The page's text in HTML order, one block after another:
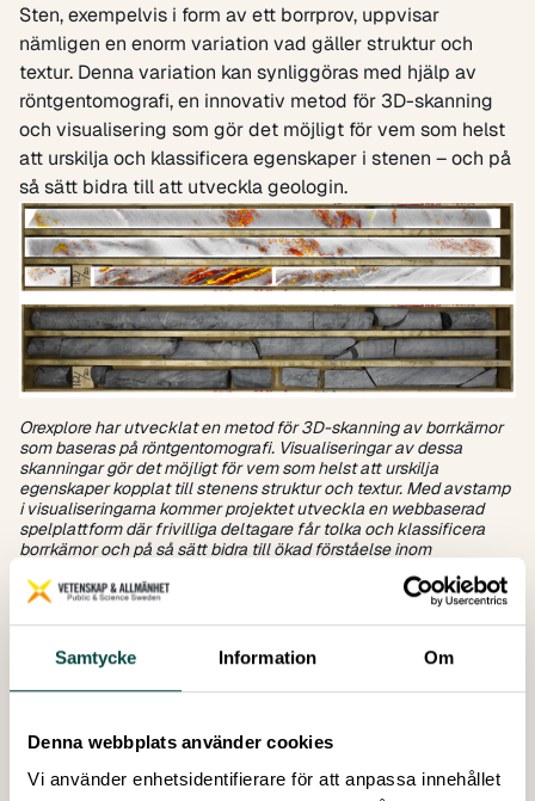
Samtycke Information Om
Denna webbplats använder cookies
Vi använder enhetsidentifierare för att anpassa innehållet
Sten, exempelvis i form av ett borrprov, uppvisar
nämligen en enorm variation vad gäller struktur och
textur. Denna variation kan synliggöras med hjälp av
röntgentomografi, en innovativ metod för 3D-skanning
och visualisering som gör det möjligt för vem som helst
att urskilja och klassificera egenskaper i stenen – och på
så sätt bidra till att utveckla geologin.
Orexplore har utvecklat en metod för 3D-skanning av borrkärnor
som baseras på röntgentomografi. Visualiseringar av dessa
skanningar gör det möjligt för vem som helst att urskilja
egenskaper kopplat till stenens struktur och textur. Med avstamp
i visualiseringarna kommer projektet utveckla en webbaserad
spelplattform där frivilliga deltagare får tolka och klassificera
borrkärnor och på så sätt bidra till ökad förståelse inom
längst ner syns vanliga foton av motsvarande borrkärnor. Foto:
Orexplore
I Geonauts, som egentligen heterUndersökning av
tredimensionella strukturer och texturer i sten genom
samarbeta med fysiker och ingenjörer på
Constituents AB, geologer och kemister påBergskraft